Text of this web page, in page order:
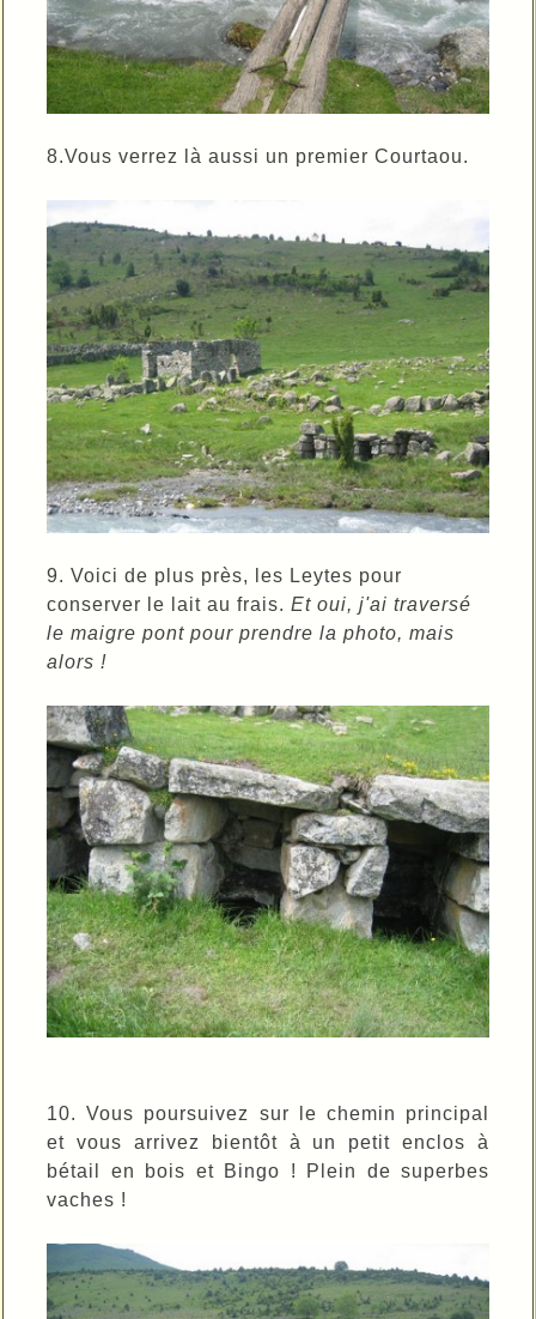
8.Vous verrez là aussi un premier Courtaou.
9. Voici de plus près, les Leytes pour
conserver le lait au frais. Et oui, j'ai traversé
le maigre pont pour prendre la photo, mais
alors !
10. Vous poursuivez sur le chemin principal
et vous arrivez bientôt à un petit enclos à
bétail en bois et Bingo ! Plein de superbes
vaches !